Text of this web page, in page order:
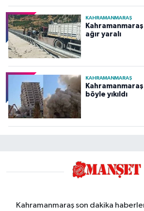
KAHRAMANMARAŞ
ağır yaralı
KAHRAMANMARAŞ
böyle yıkıldı
Kahramanmaraş son dakika